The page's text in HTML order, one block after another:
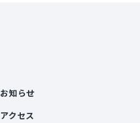
お知らせ
アクセス